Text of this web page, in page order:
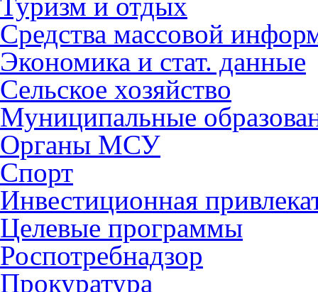
Средства массовой
Экономика и стат. данные
Сельское хозяйство
Муниципальные
Органы МСУ
Спорт
Инвестиционная
Целевые программы
Роспотребнадзор
Прокуратура